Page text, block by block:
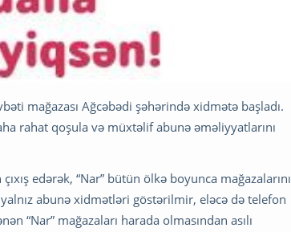
mağazası Ağcəbədi şəhərində xidmətə başladı.
rahat qoşula və müxtəlif abunə əməliyyatlarını
edərək, “Nar” bütün ölkə boyunca mağazalarını
abunə xidmətləri göstərilmir, eləcə də telefon
“Nar” mağazaları harada olmasından asılı